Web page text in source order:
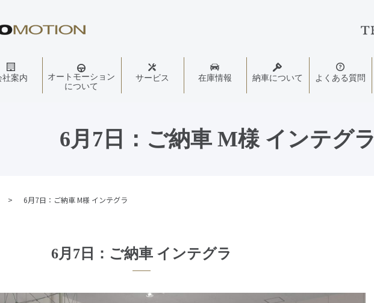
社案内
オートモーション
について
サービス 在庫情報 納車について よくある質問
6月7日：ご納車 M様 インテグラ
6月7日：ご納車 M様 インテグラ
6月7日：ご納車 インテグラ